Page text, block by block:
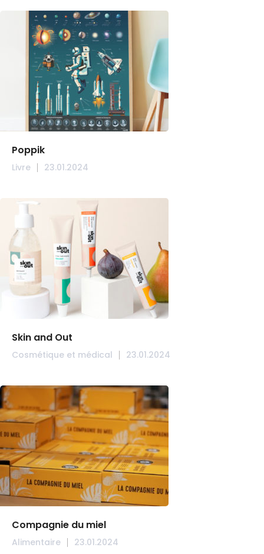
Poppik
Livre 23.01.2024
Skin and Out
Cosmétique et médical 23.01.2024
Compagnie du miel
Alimentaire 23.01.2024